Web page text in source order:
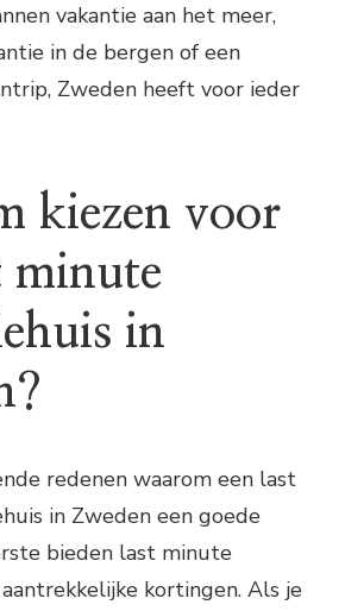
vakantie aan het meer,
in de bergen of een
Zweden heeft voor ieder
kiezen voor
minute
in
redenen waarom een last
in Zweden een goede
bieden last minute
kortingen. Als je